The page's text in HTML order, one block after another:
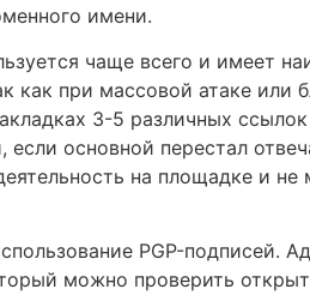
имени.
чаще всего и имеет
как при массовой атаке или
3-5 различных
основной перестал
на площадке и не
PGP-подписей.
можно проверить